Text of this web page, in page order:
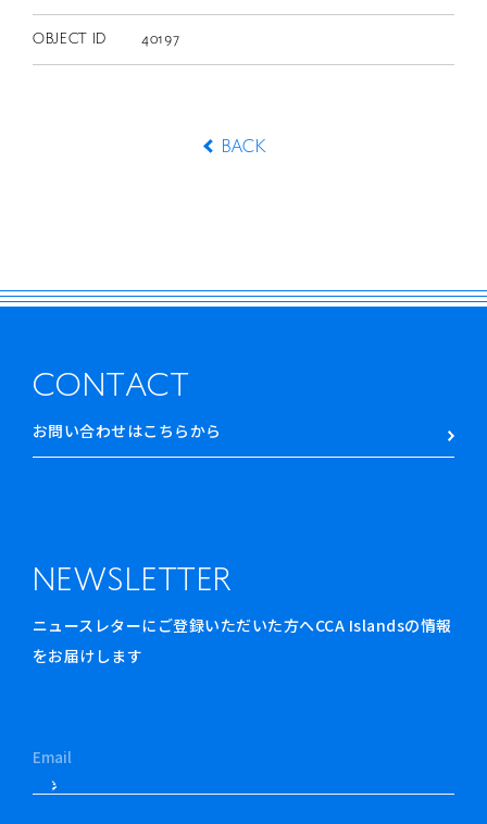
OBJECT ID 40197
BACK
CONTACT
お問い合わせはこちらから
NEWSLETTER
ニュースレターにご登録いただいた方へCCA Islandsの情報
をお届けします